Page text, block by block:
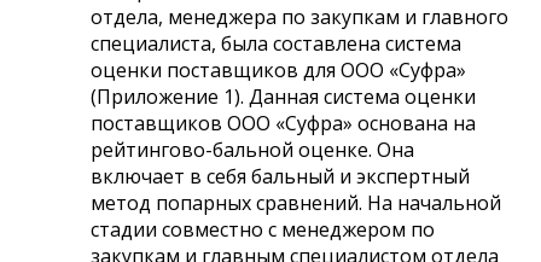
отдела, менеджера по закупкам и главного
специалиста, была составлена система
оценки поставщиков для ООО «Суфра»
(Приложение 1). Данная система оценки
поставщиков ООО «Суфра» основана на
рейтингово-бальной оценке. Она
включает в себя бальный и экспертный
метод попарных сравнений. На начальной
стадии совместно с менеджером по
закупкам и главным специалистом отдела